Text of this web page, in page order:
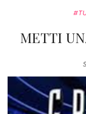
METTI